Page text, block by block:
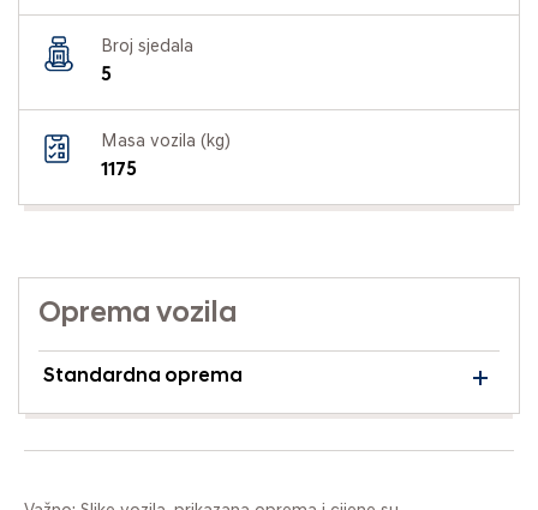
Broj sjedala
5
Masa vozila (kg)
1175
Oprema vozila
Standardna oprema